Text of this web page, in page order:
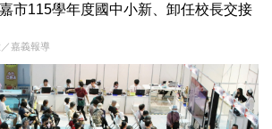
市115學年度國中小新、卸任校長交接
嘉義報導